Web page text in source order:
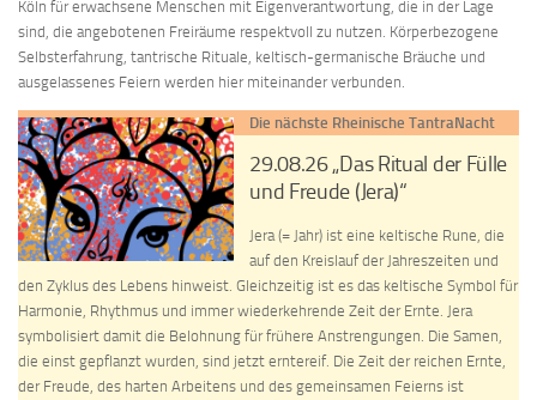
Köln für erwachsene Menschen mit Eigenverantwortung, die in der Lage
sind, die angebotenen Freiräume respektvoll zu nutzen. Körperbezogene
Selbsterfahrung, tantrische Rituale, keltisch-germanische Bräuche und
ausgelassenes Feiern werden hier miteinander verbunden.
Die nächste Rheinische TantraNacht
29.08.26 „Das Ritual der Fülle
und Freude (Jera)“
Jera (= Jahr) ist eine keltische Rune, die
auf den Kreislauf der Jahreszeiten und
den Zyklus des Lebens hinweist. Gleichzeitig ist es das keltische Symbol für
Harmonie, Rhythmus und immer wiederkehrende Zeit der Ernte. Jera
symbolisiert damit die Belohnung für frühere Anstrengungen. Die Samen,
die einst gepflanzt wurden, sind jetzt erntereif. Die Zeit der reichen Ernte,
der Freude, des harten Arbeitens und des gemeinsamen Feierns ist